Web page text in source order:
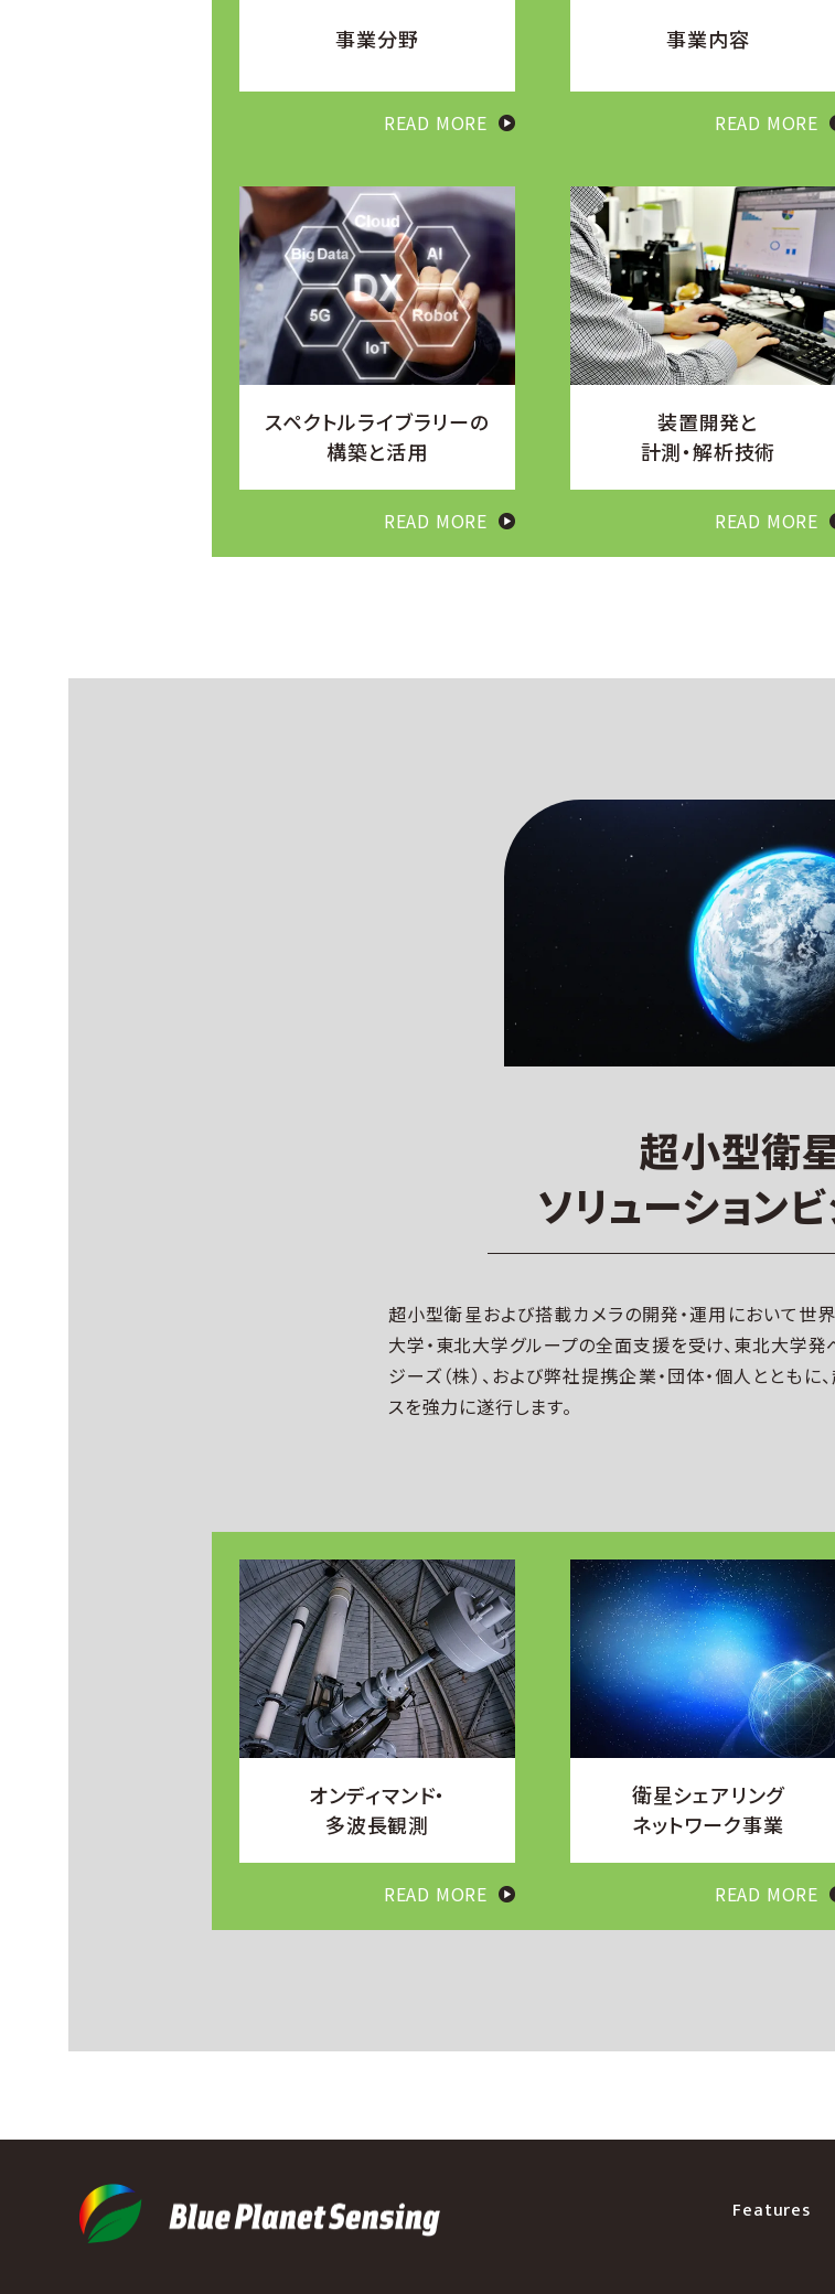
事業分野
READ MORE
事業内容
READ MORE
スペクトルライブラリーの
構築と活⽤
READ MORE
装置開発と
計測・解析技術
READ MORE
超小型衛
ソリューション
超⼩型衛星および搭載カメラの開発・運⽤において世
⼤学・東北⼤学グループの全⾯⽀援を受け、東北⼤学発
ジーズ（株）、および弊社提携企業・団体・個⼈ととも
スを強⼒に遂⾏します。
オンディマンド・
多波⻑観測
READ MORE
衛星シェアリング
ネットワーク事業
READ MORE
Features